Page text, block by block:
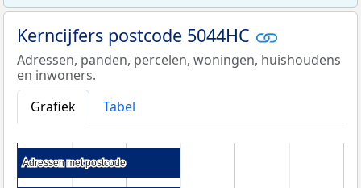
Kerncijfers postcode 5044HC
Adressen, panden, percelen, woningen, huishoudens
en inwoners.
Grafiek
Tabel
Adressen met postcode
Adressen met postcode